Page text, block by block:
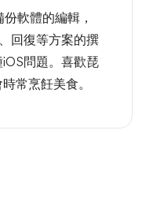
份軟體的編輯，
回復等方案的撰
問題。喜歡琵
常烹飪美食。